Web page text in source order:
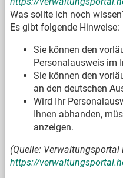
Was sollte ich noch
Es gibt folgende Hinweise:
Sie können den
Personalausweis im
Sie können den
an den deutschen
Wird Ihr
Ihnen abhanden,
anzeigen.
(Quelle: Verwaltungsportal
https://